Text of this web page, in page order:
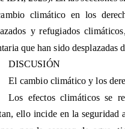
voluntaria que
DISCUSIÓN